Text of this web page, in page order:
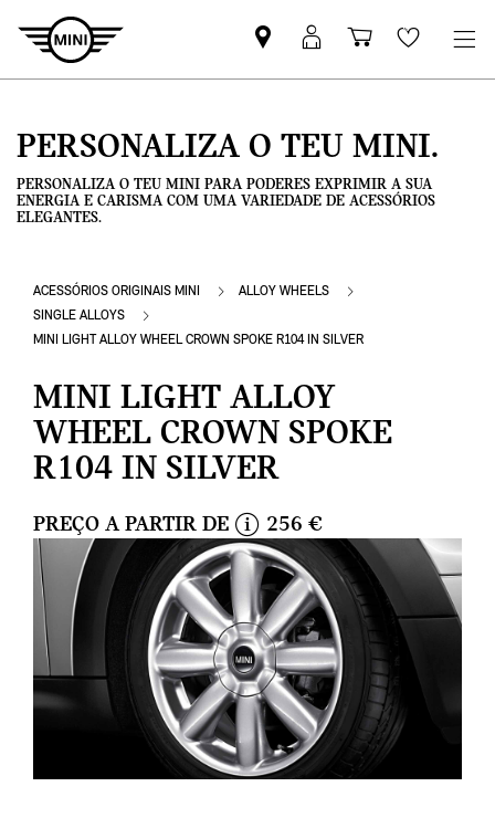
Pesquisar
parceiro
Iniciar
sessão
Carrinho
de
Wishlist
PERSONALIZA O TEU MINI.
PERSONALIZA O TEU MINI PARA PODERES EXPRIMIR A SUA
ENERGIA E CARISMA COM UMA VARIEDADE DE ACESSÓRIOS
ELEGANTES.
ACESSÓRIOS ORIGINAIS MINI
ALLOY WHEELS
SINGLE ALLOYS
MINI LIGHT ALLOY WHEEL CROWN SPOKE R104 IN SILVER
MINI LIGHT ALLOY
WHEEL CROWN SPOKE
R104 IN SILVER
PREÇO A PARTIR DE
i
f
o
256 €